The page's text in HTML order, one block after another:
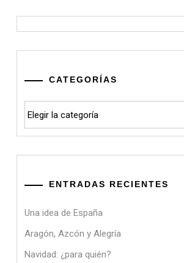
CATEGORÍAS
ENTRADAS RECIENTES
Una idea de España
Aragón, Azcón y Alegría
Navidad: ¿para quién?